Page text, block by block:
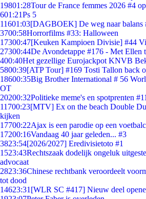
19801:28Tour de France femmes 2026 #4
601:21Ps 5
11601:03[DAGBOEK] De weg naar balans
3700:58Horrorfilms #33: Halloween
17300:47[Keuken Kampioen Divisie] #44
27300:44De Avondetappe #176 - Met Ellen
400:40Het gezellige Eurojackpot KNVB
5800:39[ATP Tour] #169 Tosti Tallon back
18600:35Big Brother International # 56
OT
20200:32Politieke meme's en spotprenten #11
11700:23[MTV] Ex on the beach Double
kijken
17700:22Ajax is een parodie op een
17200:16Vandaag 40 jaar geleden... #3
3823:54[2026/2027] Eredivisietoto #1
1523:43Rechtszaak dodelijk ongeluk
advocaat
2823:36Chinese rechtbank veroordeelt
tot dood
14623:31 [WLR SC #417] Nieuw deel